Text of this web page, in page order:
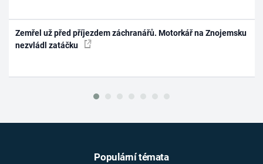
Zemřel už před příjezdem záchranářů. Motorkář na Znojemsku
nezvládl zatáčku
Populární témata